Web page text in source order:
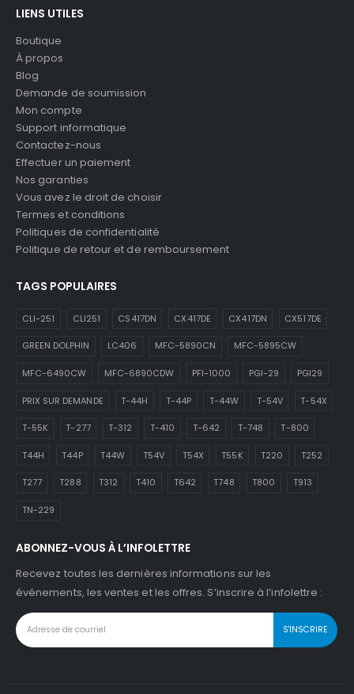
LIENS UTILES
Boutique
À propos
Blog
Demande de soumission
Mon compte
Support informatique
Contactez-nous
Effectuer un paiement
Nos garanties
Vous avez le droit de choisir
Termes et conditions
Politiques de confidentialité
Politique de retour et de remboursement
TAGS POPULAIRES
CLI-251 CLI251 CS417DN CX417DE CX417DN CX517DE
GREEN DOLPHIN LC406 MFC-5890CN MFC-5895CW
MFC-6490CW MFC-6890CDW PFI-1000 PGI-29 PGI29
PRIX SUR DEMANDE T-44H T-44P T-44W T-54V T-54X
T-55K T-277 T-312 T-410 T-642 T-748 T-800
T44H T44P T44W T54V T54X T55K T220 T252
T277 T288 T312 T410 T642 T748 T800 T913
TN-229
ABONNEZ-VOUS À L’INFOLETTRE
Recevez toutes les dernières informations sur les
événements, les ventes et les offres. S’inscrire à l’infolettre :